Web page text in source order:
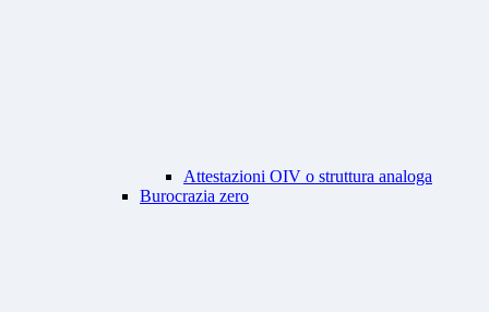
Attestazioni OIV o struttura analoga
Burocrazia zero